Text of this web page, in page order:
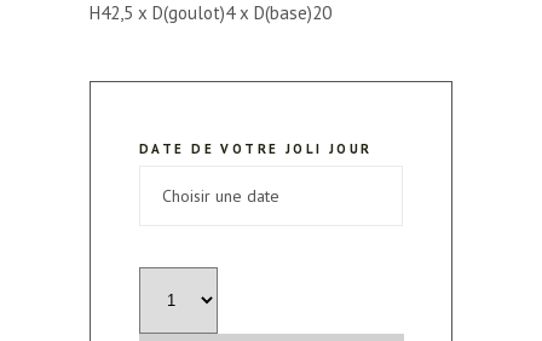
H42,5 x D(goulot)4 x D(base)20
DATE DE VOTRE JOLI JOUR